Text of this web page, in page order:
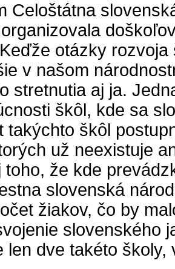
Celoštátna
otázky
v našom
stretnutia aj ja.
škôl, kde sa
takýchto škôl
už neexistuje
toho, že kde
slovenská
žiakov, čo by
slovenského
len dve takéto školy,